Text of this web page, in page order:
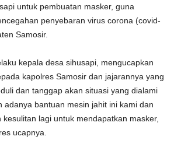
untuk pembuatan masker, guna
penyebaran virus corona (covid-
Samosir.
kepala desa sihusapi, mengucapkan
kapolres Samosir dan jajarannya yang
dan tanggap akan situasi yang dialami
adanya bantuan mesin jahit ini kami dan
lagi untuk mendapatkan masker,
ucapnya.